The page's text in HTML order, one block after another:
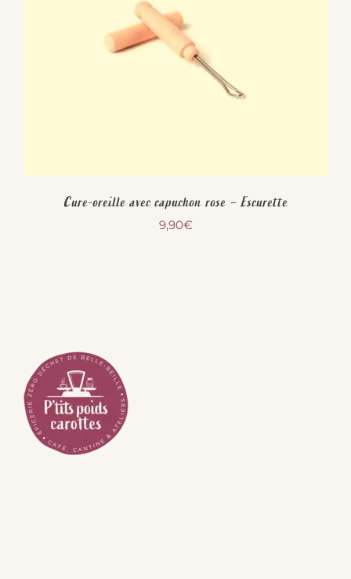
Cure-oreille avec capuchon rose – Escurette
9,90€